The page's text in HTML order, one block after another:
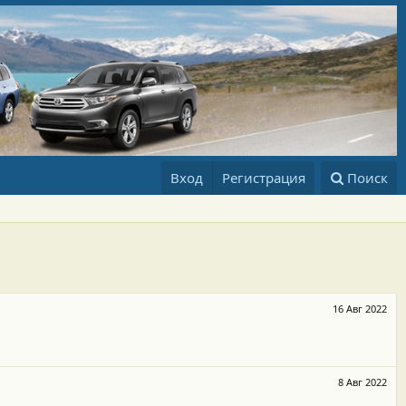
Вход Регистрация Поиск
16 Авг 2022
8 Авг 2022